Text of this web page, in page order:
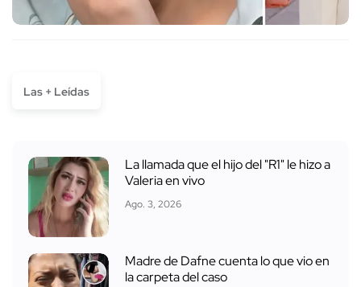
Las + Leídas
La llamada que el hijo del "R1" le hizo a
Valeria en vivo
Ago. 3, 2026
Madre de Dafne cuenta lo que vio en
la carpeta del caso